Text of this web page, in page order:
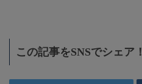
この記事をSNSでシェア！